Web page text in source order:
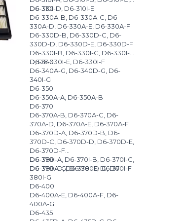
D6-310I-D, D6-310I-E
D6-330
D6-330A-B, D6-330A-C, D6-
330A-D, D6-330A-E, D6-330A-F
D6-330D-B, D6-330D-C, D6-
330D-D, D6-330D-E, D6-330D-F
D6-330I-B, D6-330I-C, D6-330I-
D, D6-330I-E, D6-330I-F
D6-340
D6-340A-G, D6-340D-G, D6-
340I-G
D6-350
D6-350A-A, D6-350A-B
D6-370
D6-370A-B, D6-370A-C, D6-
370A-D, D6-370A-E, D6-370A-F
D6-370D-A, D6-370D-B, D6-
370D-C, D6-370D-D, D6-370D-E,
D6-370D-F
D6-370I-A, D6-370I-B, D6-370I-C,
D6-370I-D, D6-370I-E, D6-370I-F
D6-380
D6-380A-G, D6-380D-G, D6-
380I-G
D6-400
D6-400A-E, D6-400A-F, D6-
400A-G
D6-435